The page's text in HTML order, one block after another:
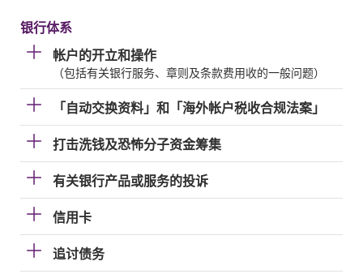
银行体系
帐户的开立和操作
（包括有关银行服务、章则及条款费用收的一般问题）
「自动交换资料」和「海外帐户税收合规法案」
打击洗钱及恐怖分子资金筹集
有关银行产品或服务的投诉
信用卡
追讨债务